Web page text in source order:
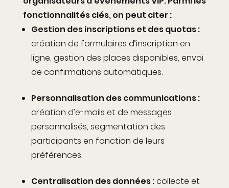
fonctionnalités clés, on peut citer :
Gestion des inscriptions et des quotas:
création de formulaires d’inscription en
ligne, gestion des places disponibles, envoi
de confirmations automatiques.
Personnalisation des communications:
création d’e-mails et de messages
personnalisés, segmentation des
participants en fonction de leurs
préférences.
Centralisation des données:collecte et